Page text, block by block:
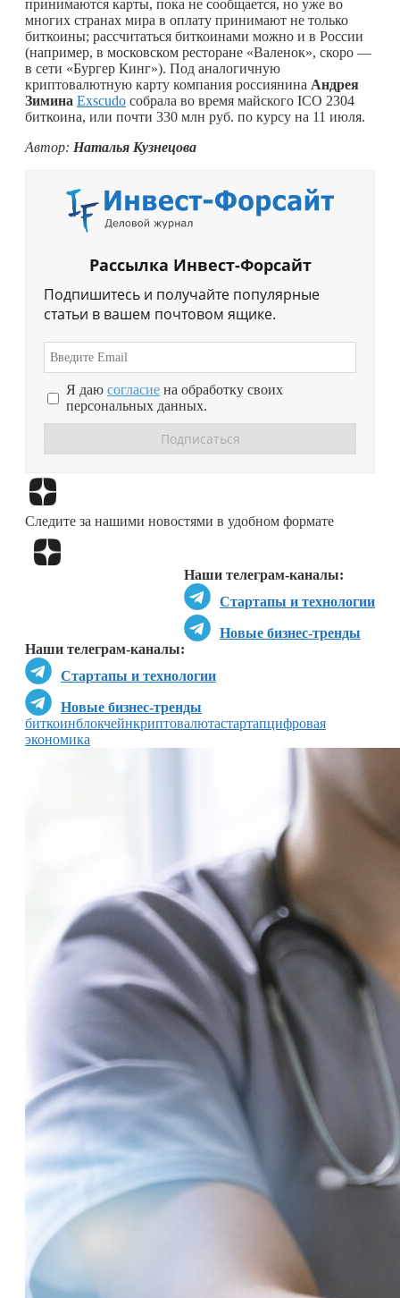
принимаются карты, пока не сообщается, но уже во
многих странах мира в оплату принимают не только
биткоины; рассчитаться биткоинами можно и в России
(например, в московском ресторане «Валенок», скоро —
в сети «Бургер Кинг»). Под аналогичную
криптовалютную карту компания россиянина Андрея
Зимина Exscudo собрала во время майского ICO 2304
биткоина, или почти 330 млн руб. по курсу на 11 июля.
Автор: Наталья Кузнецова
Рассылка Инвест-Форсайт
Подпишитесь и получайте популярные
статьи в вашем почтовом ящике.
Я даю согласие на обработку своих
персональных данных.
Следите за нашими новостями в удобном формате
Наши телеграм-каналы:
Стартапы и технологии
Новые бизнес-тренды
Наши телеграм-каналы:
Стартапы и технологии
Новые бизнес-тренды
биткоинблокчейнкриптовалютастартапцифровая
экономика